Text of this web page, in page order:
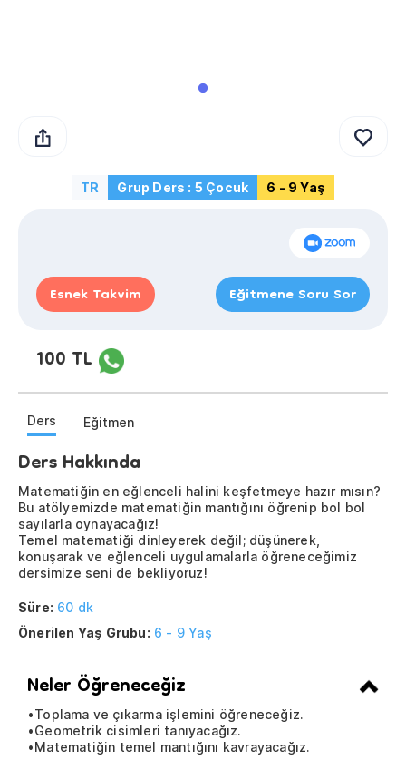
TR Grup Ders : 5 Çocuk 6 - 9 Yaş
Esnek Takvim Eğitmene Soru Sor
100 TL
Ders Eğitmen
Ders Hakkında
Matematiğin en eğlenceli halini keşfetmeye hazır mısın?
Bu atölyemizde matematiğin mantığını öğrenip bol bol
sayılarla oynayacağız!
Temel matematiği dinleyerek değil; düşünerek,
konuşarak ve eğlenceli uygulamalarla öğreneceğimiz
dersimize seni de bekliyoruz!
Süre: 60 dk
Önerilen Yaş Grubu: 6 - 9 Yaş
Neler Öğreneceğiz
•Toplama ve çıkarma işlemini öğreneceğiz.
•Geometrik cisimleri tanıyacağız.
•Matematiğin temel mantığını kavrayacağız.